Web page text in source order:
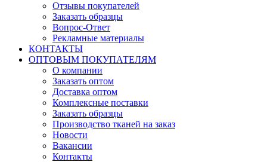
Отзывы покупателей
Заказать образцы
Вопрос-Ответ
Рекламные материалы
КОНТАКТЫ
ОПТОВЫМ ПОКУПАТЕЛЯМ
О компании
Заказать оптом
Доставка оптом
Комплексные поставки
Заказать образцы
Производство тканей на заказ
Новости
Вакансии
Контакты